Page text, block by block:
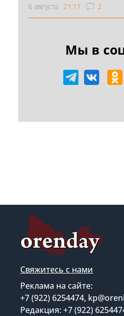
6 августа 21:11 2
Мы в
Свяжитесь с нами
Реклама на сайте:
+7 (922) 6254474,
Редакция: +7 (922)